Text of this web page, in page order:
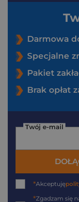
Darmowa
Specjalne
Pakiet
Brak opłat
Twój e-mail
*Akceptuję
*Zgadzam się